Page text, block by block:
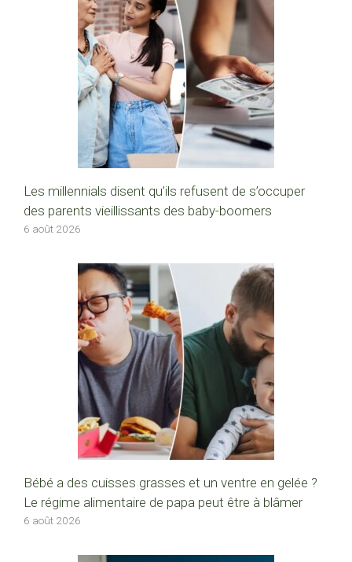
Les millennials disent qu’ils refusent de s’occuper
des parents vieillissants des baby-boomers
6 août 2026
Bébé a des cuisses grasses et un ventre en gelée ?
Le régime alimentaire de papa peut être à blâmer
6 août 2026